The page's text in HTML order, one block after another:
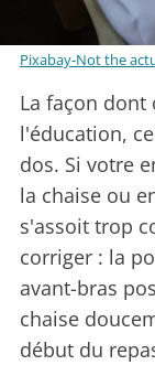
Pixabay-Not the
La façon dont
l'éducation,
dos. Si votre
la chaise ou
s'assoit trop
corriger : la
avant-bras
chaise
début du